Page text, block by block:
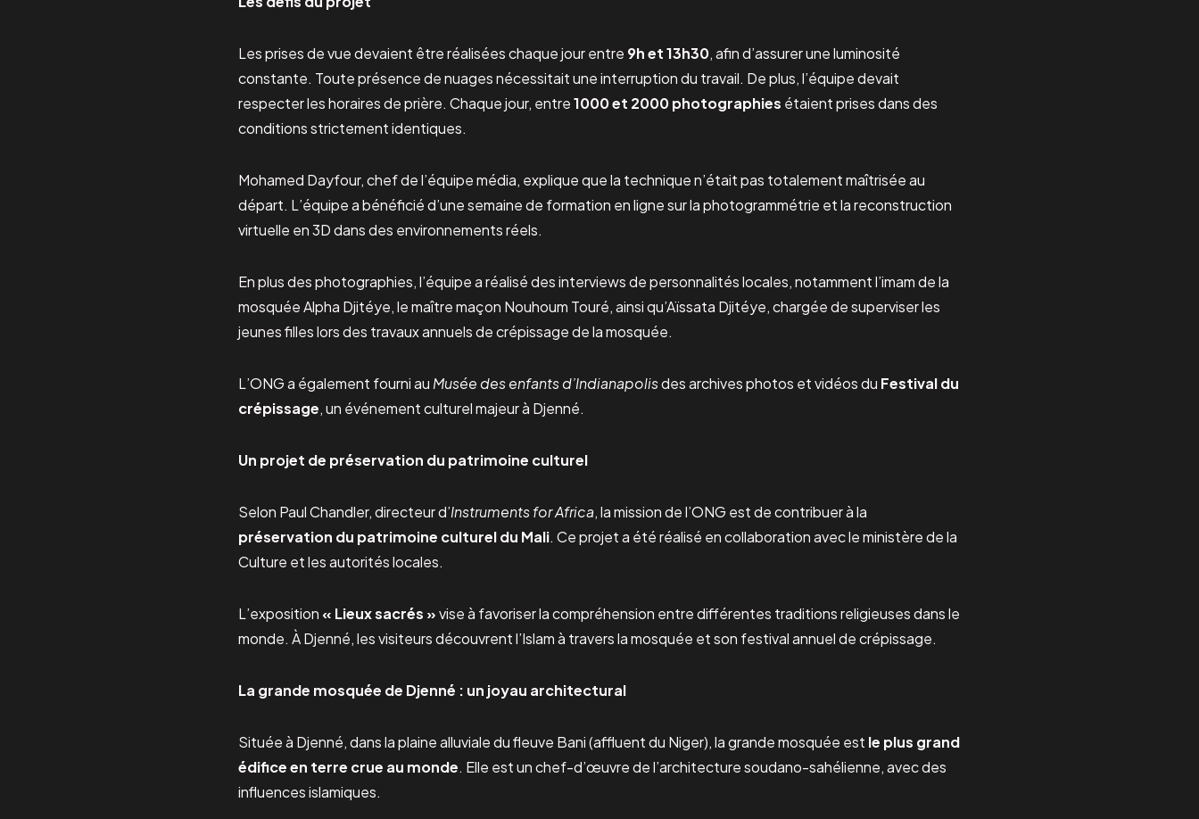
Les prises de vue devaient être réalisées chaque jour entre 9h et 13h30, afin d’assurer une luminosité
constante. Toute présence de nuages nécessitait une interruption du travail. De plus, l’équipe devait
respecter les horaires de prière. Chaque jour, entre1000 et 2000 photographies étaient prises dans des
conditions strictement identiques.
Mohamed Dayfour, chef de l’équipe média, explique que la technique n’était pas totalement maîtrisée au
départ. L’équipe a bénéficié d’une semaine de formation en ligne sur la photogrammétrie et la reconstruction
virtuelle en 3D dans des environnements réels.
En plus des photographies, l’équipe a réalisé des interviews de personnalités locales, notamment l’imam de la
mosquée Alpha Djitéye, le maître maçon Nouhoum Touré, ainsi qu’Aïssata Djitéye, chargée de superviser les
jeunes filles lors des travaux annuels de crépissage de la mosquée.
L’ONG a également fourni auMusée des enfants d’Indianapolisdes archives photos et vidéos du Festival du
crépissage, un événement culturel majeur à Djenné.
Un projet de préservation du patrimoine culturel
Selon Paul Chandler, directeur d’Instruments for Africa, la mission de l’ONG est de contribuer à la
préservation du patrimoine culturel du Mali. Ce projet a été réalisé en collaboration avec le ministère de la
Culture et les autorités locales.
L’exposition « Lieux sacrés »vise à favoriser la compréhension entre différentes traditions religieuses dans le
monde. À Djenné, les visiteurs découvrent l’Islam à travers la mosquée et son festival annuel de crépissage.
La grande mosquée de Djenné : un joyau architectural
Située à Djenné, dans la plaine alluviale du fleuve Bani (affluent du Niger), la grande mosquée est le plus grand
édifice en terre crue au monde. Elle est un chef-d’œuvre de l’architecture soudano-sahélienne, avec des
influences islamiques.